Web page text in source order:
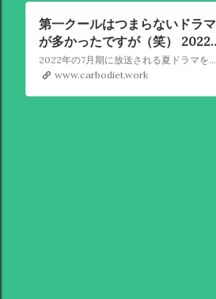
第一クールはつまらないドラマ
が多かったですが（笑） 2022
年7月期ドラマ一覧【夏ドラマ
まとめ】
2022年の7月期に放送される夏ドラマを一挙に紹介。地上波でオンエアされる注目の作品をピックアップ。
www.carbodiet.work